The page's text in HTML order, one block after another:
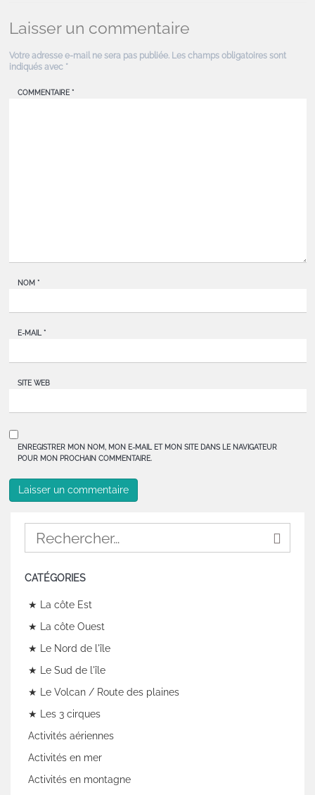
Laisser un commentaire
Votre adresse e-mail ne sera pas publiée. Les champs obligatoires sont
indiqués avec *
COMMENTAIRE *
NOM *
E-MAIL *
SITE WEB
ENREGISTRER MON NOM, MON E-MAIL ET MON SITE DANS LE NAVIGATEUR
POUR MON PROCHAIN COMMENTAIRE.
CATÉGORIES
★ La côte Est
★ La côte Ouest
★ Le Nord de l'île
★ Le Sud de l'île
★ Le Volcan / Route des plaines
★ Les 3 cirques
Activités aériennes
Activités en mer
Activités en montagne